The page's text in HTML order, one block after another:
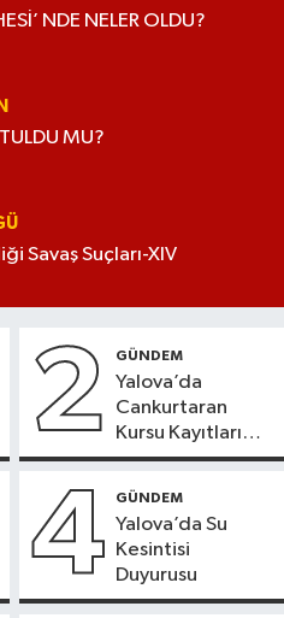
NDE NELER OLDU?
MU?
Savaş Suçları-XIV
2 GÜNDEM
Yalova’da
Cankurtaran
Kursu Kayıtları
Başladı
4 GÜNDEM
Yalova’da Su
Kesintisi
Duyurusu